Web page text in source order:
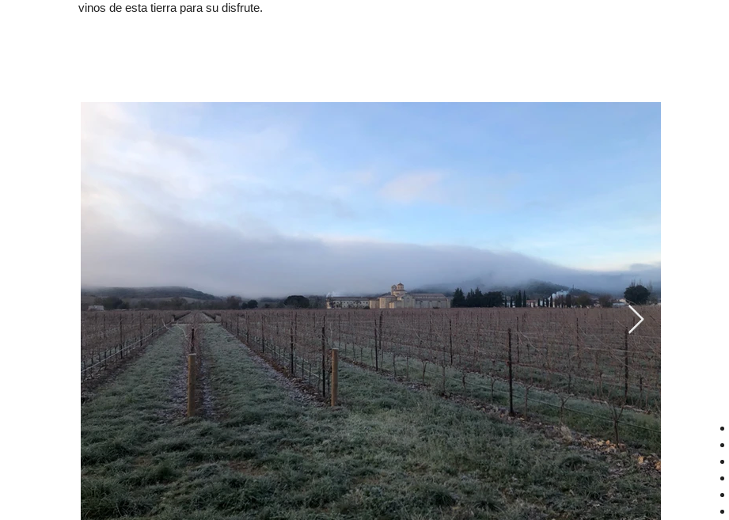
vinos de esta tierra para su disfrute.